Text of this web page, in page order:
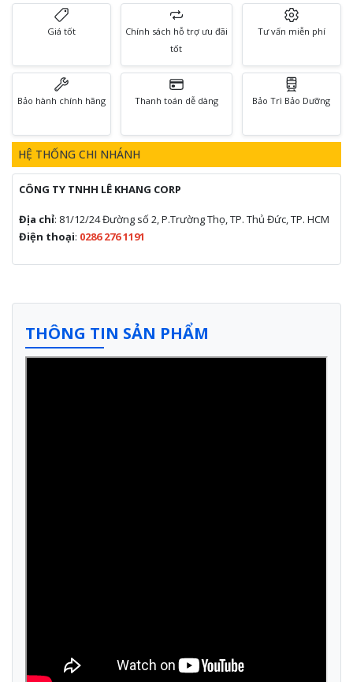
Giá tốt
Chính sách hỗ trợ ưu đãi
tốt
Tư vấn miễn phí
Bảo hành chính hãng Thanh toán dễ dàng Bảo Trì Bảo Dưỡng
HỆ THỐNG CHI NHÁNH
CÔNG TY TNHH LÊ KHANG CORP
Địa chỉ: 81/12/24 Đường số 2, P.Trường Thọ, TP. Thủ Đức, TP. HCM
Điện thoại: 0286 276 1191
THÔNG TIN SẢN PHẨM